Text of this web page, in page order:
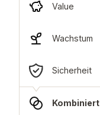
Value
Wachstum
Sicherheit
Kombiniert